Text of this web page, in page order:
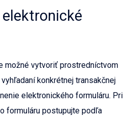
možné vytvoriť prostredníctvom
konkrétnej transakčnej
elektronického formuláru. Pri
formuláru postupujte podľa